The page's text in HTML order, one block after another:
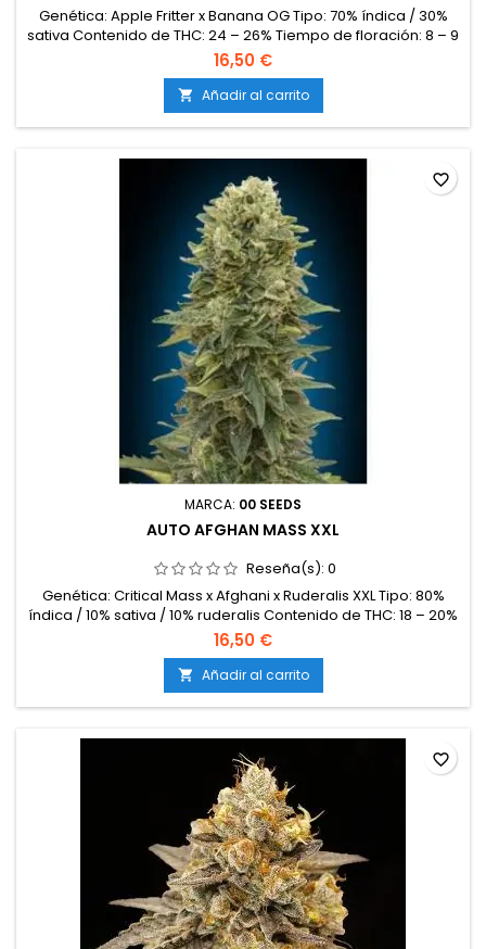
Genética: Apple Fritter x Banana OG Tipo: 70% índica / 30%
sativa Contenido de THC: 24 – 26% Tiempo de floración: 8 – 9
semanas en interior Producción en interior: 500 – 600 g/m²
Producción en exterior: 700 – 950 g/planta Altura: 90 – 130 cm
en interior; hasta 230 cm en exterior Aromas y
sabores: Manzana dulce, plátano maduro, frutas tropicales y
un...
16,50 €
 Añadir al carrito
MARCA: 00 SEEDS
AUTO AFGHAN MASS XXL
Reseña(s): 0
Genética: Critical Mass x Afghani x Ruderalis XXL Tipo: 80%
índica / 10% sativa / 10% ruderalis Contenido de THC: 18 – 20%
Tiempo de floración: 75 – 85 días desde la germinación
Producción en interior: 500 – 550 g/m² Producción en
exterior: 100 – 200 g/planta Altura: 100 – 130 cm en interior;
hasta 170 cm en exterior Aromas y sabores: Terrosos, dulces
y...
16,50 €
 Añadir al carrito
favorite_border
favorite_border